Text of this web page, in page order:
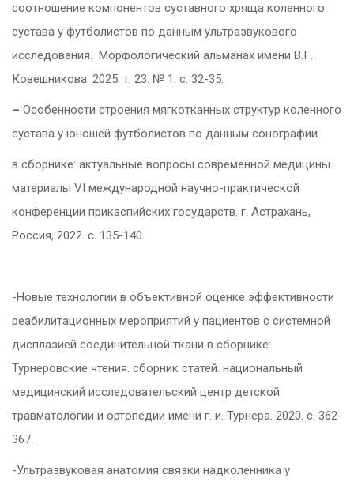
соотношение компонентов суставного хряща коленного
сустава у футболистов по данным ультразвукового
исследования. Морфологический альманах имени В.Г.
Ковешникова. 2025. т. 23. № 1. с. 32-35.
– Особенности строения мягкотканных структур коленного
сустава у юношей футболистов по данным сонографии
в сборнике: актуальные вопросы современной медицины.
материалы VI международной научно-практической
конференции прикаспийских государств. г. Астрахань,
Россия, 2022. с. 135-140.
-Новые технологии в объективной оценке эффективности
реабилитационных мероприятий у пациентов с системной
дисплазией соединительной ткани в сборнике:
Турнеровские чтения. сборник статей. национальный
медицинский исследовательский центр детской
травматологии и ортопедии имени г. и. Турнера. 2020. с. 362-
367.
-Ультразвуковая анатомия связки надколенника у